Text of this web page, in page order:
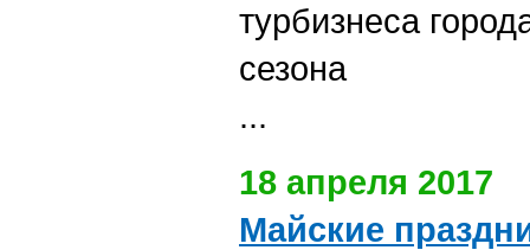
турбизнеса
сезона
...
18 апреля 2017
Майские